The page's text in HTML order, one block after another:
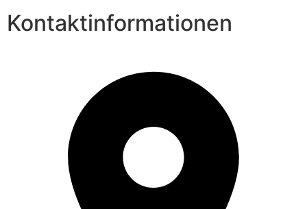
Kontaktinformationen